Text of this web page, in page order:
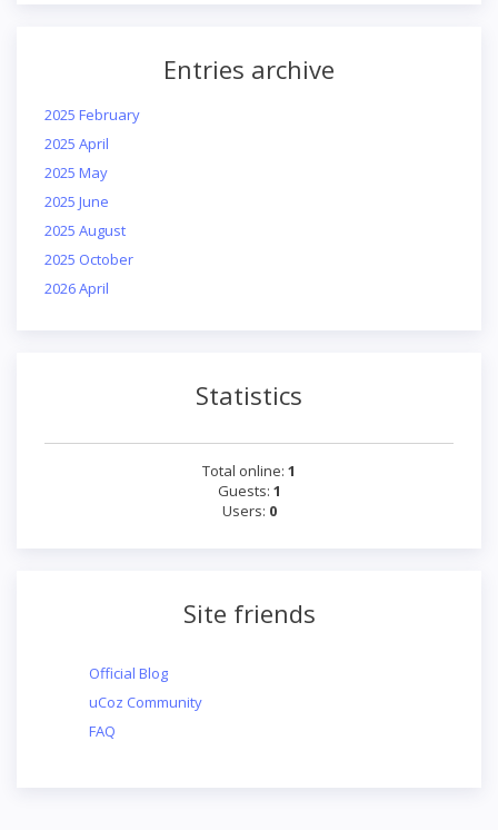
Entries archive
2025 February
2025 April
2025 May
2025 June
2025 August
2025 October
2026 April
Statistics
Total online: 1
Guests: 1
Users: 0
Site friends
Official Blog
uCoz Community
FAQ